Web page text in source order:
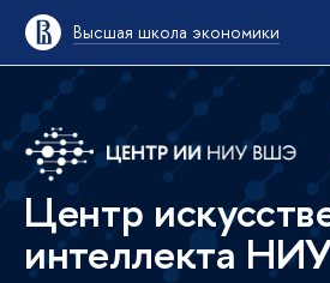
Высшая школа экономики
Центр
интеллекта